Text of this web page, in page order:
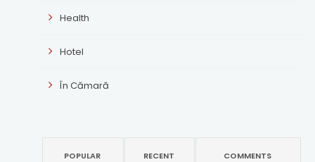
Health
Hotel
În Cămară
POPULAR RECENT COMMENTS